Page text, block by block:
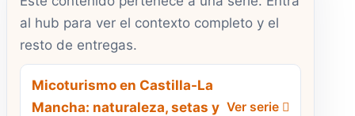
al hub para ver el contexto completo y el
resto de entregas.
Micoturismo en Castilla-La
Mancha: naturaleza, setas y Ver serie